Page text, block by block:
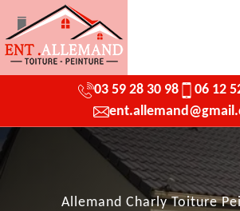
03 59 28 30 98
06 12
Allemand Charly Toiture